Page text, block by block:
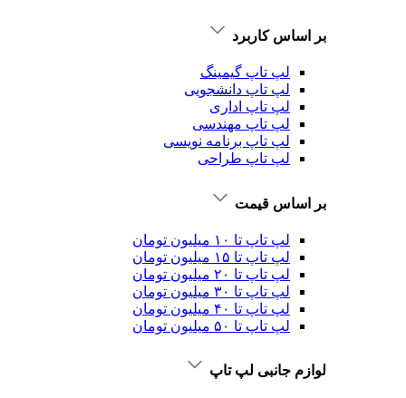
بر اساس کاربرد
لپ تاپ گیمینگ
لپ تاپ دانشجویی
لپ تاپ اداری
لپ تاپ مهندسی
لپ تاپ برنامه نویسی
لپ تاپ طراحی
بر اساس قیمت
لپ تاپ تا ۱۰ میلیون تومان
لپ تاپ تا ۱۵ میلیون تومان
لپ تاپ تا ۲۰ میلیون تومان
لپ تاپ تا ۳۰ میلیون تومان
لپ تاپ تا ۴۰ میلیون تومان
لپ تاپ تا ۵۰ میلیون تومان
لوازم جانبی لپ تاپ